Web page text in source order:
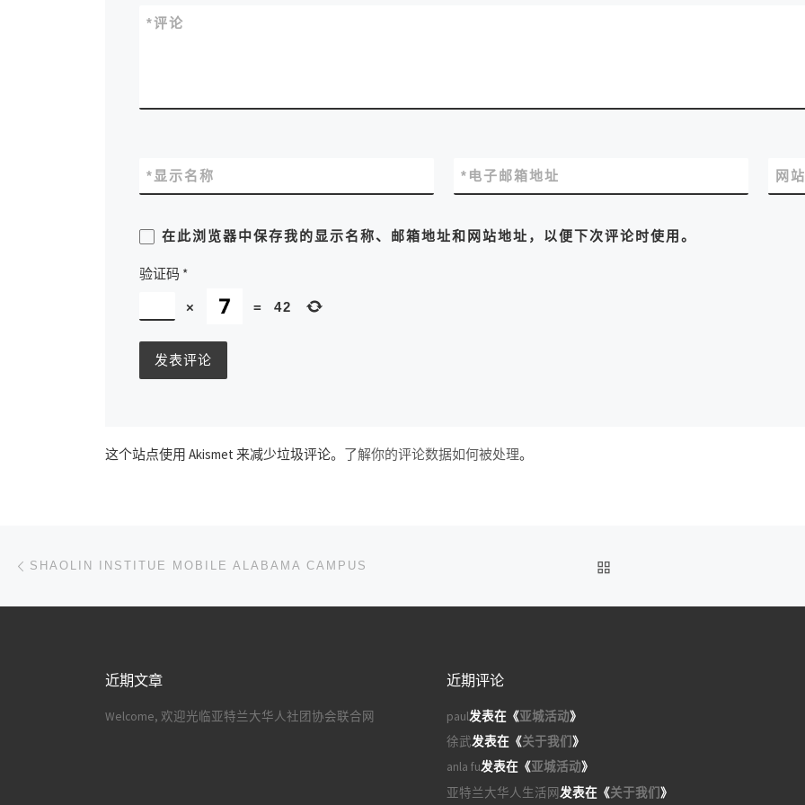
评论
*
显示名称
* 电子邮箱地址
* 网
在此浏览器中保存我的显示名称、邮箱地址和网站地址，以便下次评论时使用。
验证码 *
× = 42
这个站点使用 Akismet 来减少垃圾评论。 了解你的评论数据如何被处理。
文章导航
SHAOLIN INSTITUE MOBILE ALABAMA CAMPUS
近期文章
Welcome, 欢迎光临亚特兰大华人社团协会联合网
近期评论
paul发表在《亚城活动》
徐武发表在《关于我们》
anla fu发表在《亚城活动》
亚特兰大华人生活网发表在《关于我们》